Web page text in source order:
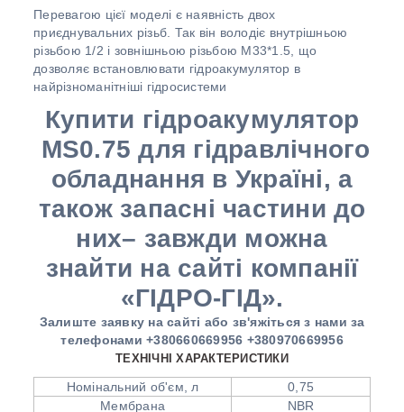
Перевагою цієї моделі є наявність двох
приєднувальних різьб. Так він володіє внутрішньою
різьбою 1/2 і зовнішньою різьбою М33*1.5, що
дозволяє встановлювати гідроакумулятор в
найрізноманітніші гідросистеми
Купити гідроакумулятор
MS0.75 для гідравлічного
обладнання в Україні, а
також запасні частини до
них– завжди можна
знайти на сайті компанії
«ГІДРО-ГІД».
Залиште заявку на сайті або зв'яжіться з нами за
телефонами +380660669956 +380970669956
ТЕХНІЧНІ ХАРАКТЕРИСТИКИ
Номінальний об'єм, л
0,75
Мембрана
NBR